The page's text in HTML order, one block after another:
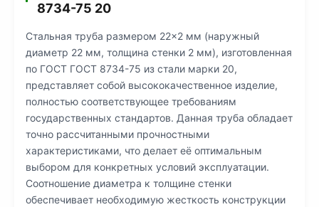
8734-75 20
Стальная труба размером 22×2 мм (наружный
диаметр 22 мм, толщина стенки 2 мм), изготовленная
по ГОСТ ГОСТ 8734-75 из стали марки 20,
представляет собой высококачественное изделие,
полностью соответствующее требованиям
государственных стандартов. Данная труба обладает
точно рассчитанными прочностными
характеристиками, что делает её оптимальным
выбором для конкретных условий эксплуатации.
Соотношение диаметра к толщине стенки
обеспечивает необходимую жесткость конструкции